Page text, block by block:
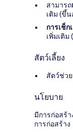
สามารถ
เติม (ขึ้
การเช็ก
เพิ่มเติ
สัตว์เลี้ยง
สัตว์ช่ว
นโยบาย
มีการก่อสร้า
การก่อสร้าง